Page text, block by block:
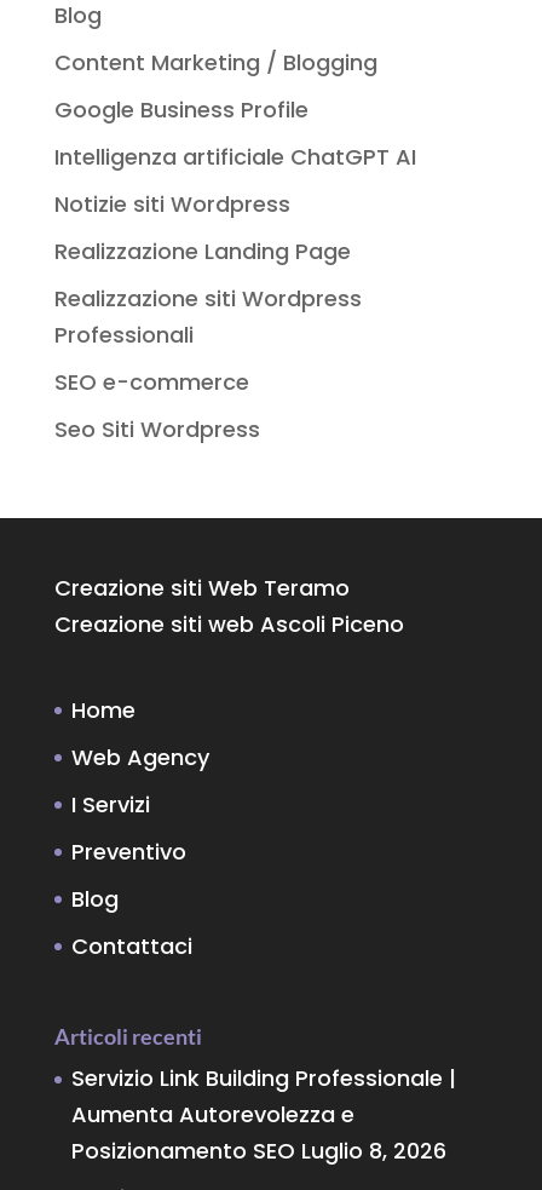
Blog
Content Marketing / Blogging
Google Business Profile
Intelligenza artificiale ChatGPT AI
Notizie siti Wordpress
Realizzazione Landing Page
Realizzazione siti Wordpress
Professionali
SEO e-commerce
Seo Siti Wordpress
Creazione siti Web Teramo
Creazione siti web Ascoli Piceno
Home
Web Agency
I Servizi
Preventivo
Blog
Contattaci
Articoli recenti
Servizio Link Building Professionale |
Aumenta Autorevolezza e
Posizionamento SEO Luglio 8, 2026